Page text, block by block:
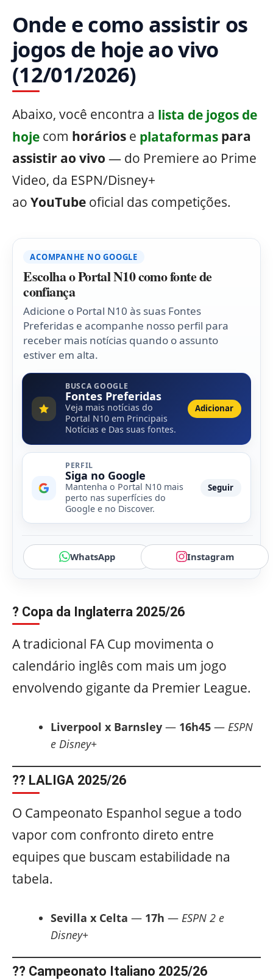
Onde e como assistir os
jogos de hoje ao vivo
(12/01/2026)
Abaixo, você encontra a lista de jogos de
hoje com horários e plataformas para
assistir ao vivo — do Premiere ao Prime
Video, da ESPN/Disney+
ao YouTube oficial das competições.
ACOMPANHE NO GOOGLE
Escolha o Portal N10 como fonte de
confiança
Adicione o Portal N10 às suas Fontes
Preferidas e acompanhe nosso perfil para
receber mais notícias quando o assunto
estiver em alta.
BUSCA GOOGLE
Fontes Preferidas
Veja mais notícias do
Portal N10 em Principais
Notícias e Das suas fontes.
Adicionar
PERFIL
Siga no Google
Mantenha o Portal N10 mais
perto nas superfícies do
Google e no Discover.
Seguir
WhatsApp Instagram
? Copa da Inglaterra 2025/26
A tradicional FA Cup movimenta o
calendário inglês com mais um jogo
envolvendo gigante da Premier League.
Liverpool x Barnsley— 16h45— ESPN
e Disney+
?? LALIGA 2025/26
O Campeonato Espanhol segue a todo
vapor com confronto direto entre
equipes que buscam estabilidade na
tabela.
Sevilla x Celta — 17h — ESPN 2 e
Disney+
?? Campeonato Italiano 2025/26